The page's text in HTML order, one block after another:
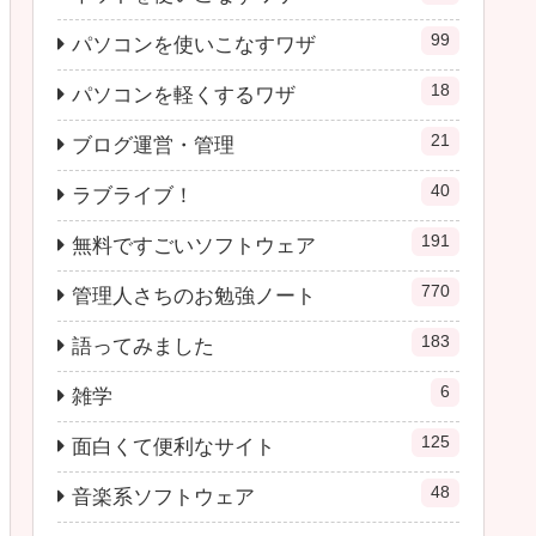
パソコンを使いこなすワザ 99
パソコンを軽くするワザ 18
ブログ運営・管理 21
ラブライブ！ 40
無料ですごいソフトウェア 191
管理人さちのお勉強ノート 770
語ってみました 183
雑学 6
面白くて便利なサイト 125
音楽系ソフトウェア 48